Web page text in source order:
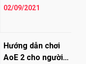
ra sao?
không vui khi SBS và
02/09/2021
Hướng dẫn chơi
AoE 2 cho người